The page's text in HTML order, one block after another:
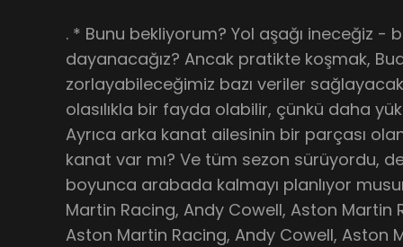
. * Bunu bekliyorum? Yol aşağı ineceğiz -
dayanacağız? Ancak pratikte koşmak,
zorlayabileceğimiz bazı veriler
olasılıkla bir fayda olabilir, çünkü daha
Ayrıca arka kanat ailesinin bir parçası
kanat var mı? Ve tüm sezon sürüyordu,
boyunca arabada kalmayı planlıyor
Martin Racing, Andy Cowell, Aston Martin
Aston Martin Racing, Andy Cowell, Aston